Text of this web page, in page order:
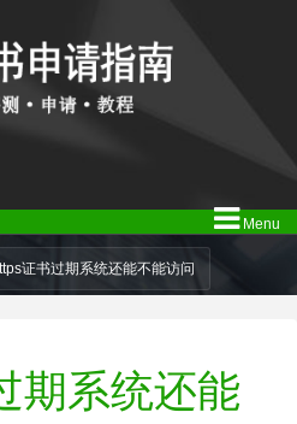
Menu
证书过期系统还能不能访问
期系统还能